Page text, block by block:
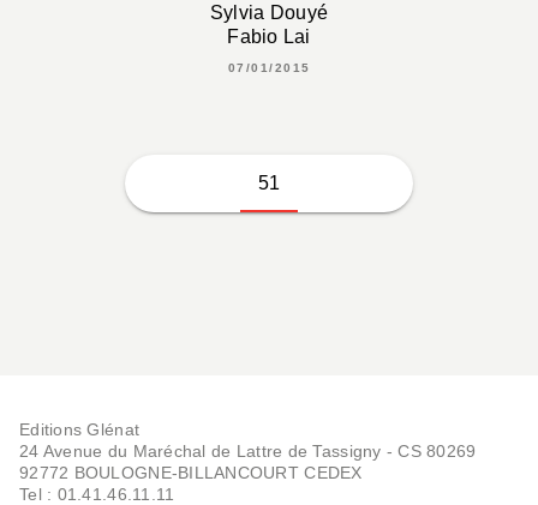
Sylvia Douyé
Fabio Lai
07/01/2015
51
Editions Glénat
24 Avenue du Maréchal de Lattre de Tassigny - CS 80269
92772 BOULOGNE-BILLANCOURT CEDEX
Tel : 01.41.46.11.11